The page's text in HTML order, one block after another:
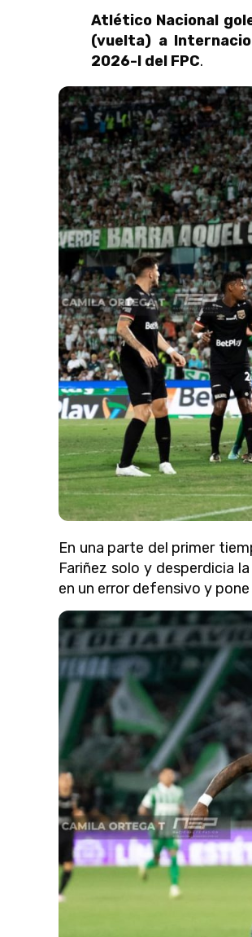
Atlético Nacional
(vuelta) a
2026-I del FPC.
En una parte del primer
Fariñez solo y desperdicia
en un error defensivo y